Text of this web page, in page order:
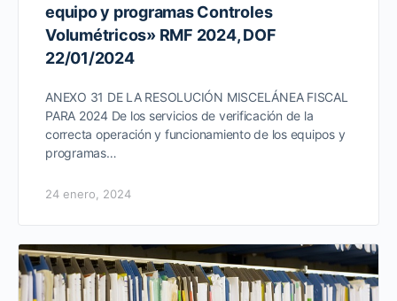
equipo y programas Controles
Volumétricos» RMF 2024, DOF
22/01/2024
ANEXO 31 DE LA RESOLUCIÓN MISCELÁNEA FISCAL
PARA 2024 De los servicios de verificación de la
correcta operación y funcionamiento de los equipos y
programas…
24 enero, 2024